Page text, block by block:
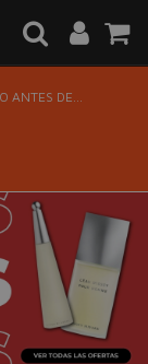
ANTES DE...